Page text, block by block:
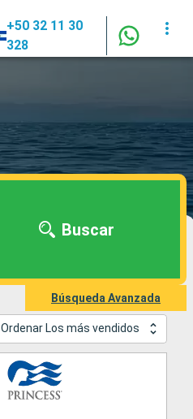
+50 32 11 30
328
Buscar
Búsqueda Avanzada
Ordenar Los más vendidos